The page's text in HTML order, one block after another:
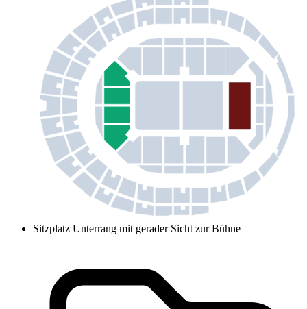
Sitzplatz Unterrang mit gerader Sicht zur Bühne